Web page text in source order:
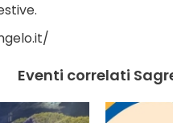
Eventi correlati